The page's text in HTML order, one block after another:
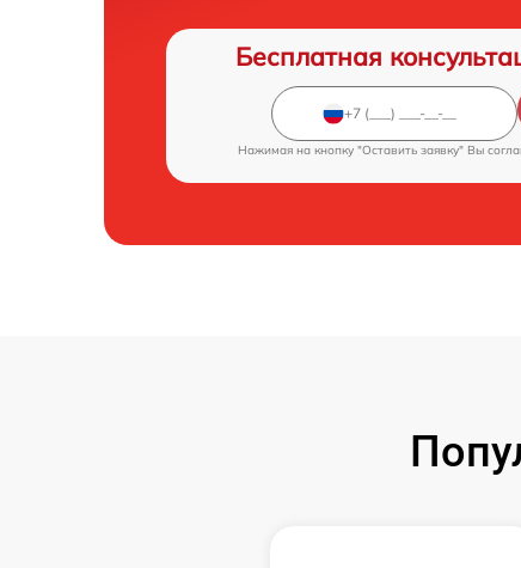
Бесплатная
Нажимая на кнопку "Оставить заявку" Вы